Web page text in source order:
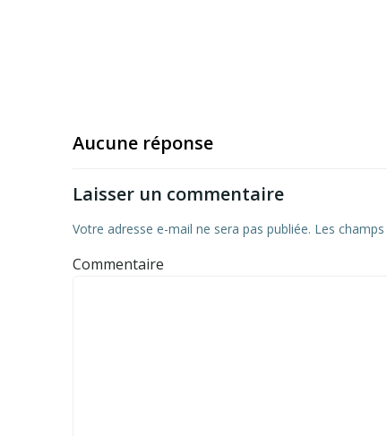
Aucune réponse
Laisser un commentaire
Votre adresse e-mail ne sera pas publiée. Les
Commentaire